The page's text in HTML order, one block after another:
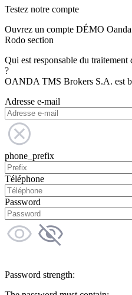
Testez notre compte
Ouvrez un compte DÉMO
Rodo section
Qui est responsable du traitement
?
OANDA TMS Brokers S.A. est
Adresse e-mail
phone_prefix
Téléphone
Password
Password strength: